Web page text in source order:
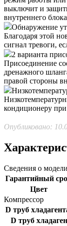
выключит и
внутреннего
Обнаружение
Благодаря этой
сигнал тревоги,
2 варианта
Присоединение
дренажного
правой стороны
кондиционеру
Опубликовано:
Сведения о модели
Гарантийный
Цвет
Компрессор
D труб
D труб